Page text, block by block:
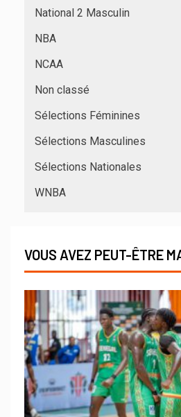
National 2 Masculin
NBA
NCAA
Non classé
Sélections Féminines
Sélections Masculines
Sélections Nationales
WNBA
VOUS AVEZ PEUT-ÊTRE